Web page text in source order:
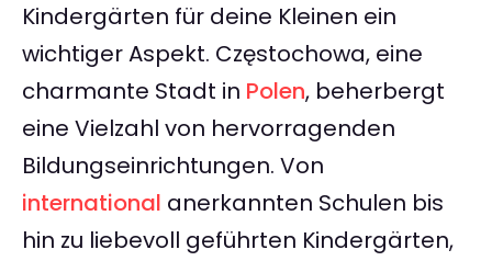
Kindergärten für deine Kleinen ein
wichtiger Aspekt. Częstochowa, eine
charmante Stadt in Polen, beherbergt
eine Vielzahl von hervorragenden
Bildungseinrichtungen. Von
international anerkannten Schulen bis
hin zu liebevoll geführten Kindergärten,